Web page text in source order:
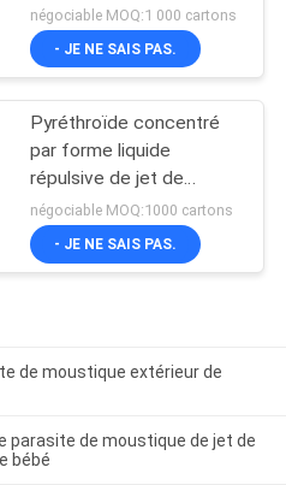
scarabées
négociable MOQ:1 000 cartons
- JE NE SAIS PAS.
Pyréthroïde concentré
par forme liquide
répulsive de jet de
moustique basé par huile
négociable MOQ:1000 cartons
- JE NE SAIS PAS.
de moustique extérieur de
parasite de moustique de jet de
bébé